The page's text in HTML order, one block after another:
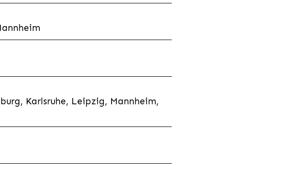
Karlsruhe, Leipzig, Mannheim,